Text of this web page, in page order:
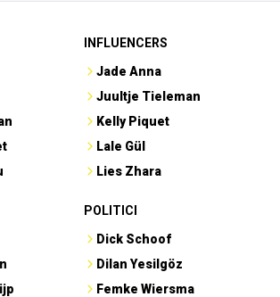
INFLUENCERS
Jade Anna
Juultje Tieleman
Kelly Piquet
Lale Gül
Lies Zhara
POLITICI
Dick Schoof
Dilan Yesilgöz
Femke Wiersma